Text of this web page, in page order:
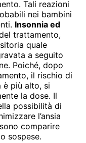
Tali reazioni
nei bambini
Insonnia ed
trattamento,
quale
a seguito
Poiché, dopo
il rischio di
è più alto, si
la dose. Il
possibilità di
l’ansia
comparire
sospese.